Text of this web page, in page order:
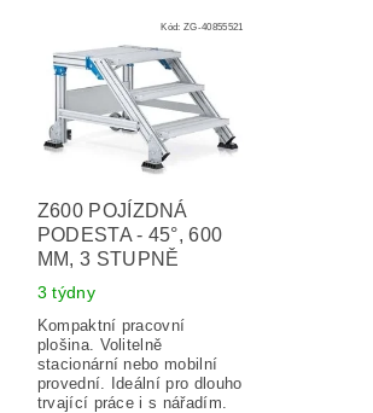
Kód: ZG-40855521
Z600 POJÍZDNÁ
PODESTA - 45°, 600
MM, 3 STUPNĚ
3 týdny
Kompaktní pracovní
plošina. Volitelně
stacionární nebo mobilní
provední. Ideální pro dlouho
trvající práce i s nářadím.